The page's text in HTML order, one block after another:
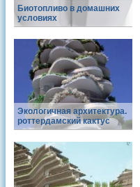
Биотопливо в домашних
условиях
Экологичная архитектура.
роттердамский кактус